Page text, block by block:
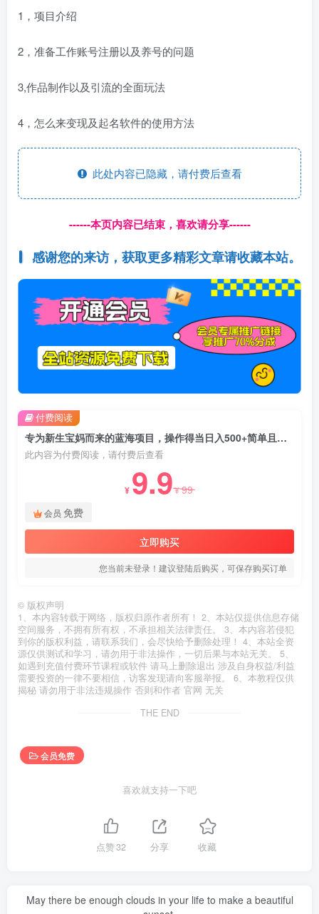
1，项目介绍
2，准备工作账号注册以及养号的问题
3,作品制作以及引流的全面玩法
4，怎么来变现及起名软件的使用方法
此处内容已隐藏，请付费后查看
------本页内容已结束，喜欢请分享------
感谢您的来访，获取更多精彩文章请收藏本站。
专为新生宝妈而来的蓝海项目，操作得当日入500+简单且暴力（教程+工具）【揭秘】
此内容为付费阅读，请付费后查看
¥ 9.9¥99
会员 免费
立即购买
您当前未登录！建议登陆后购买，可保存购买订单
付费阅读
© 版权声明
1、本内容转载于网络，版权归原作者所有！ 2、本站仅提供信息存储
空间服务，不拥有所有权，不承担相关法律责任。 3、本内容若侵犯
到你的版权利益，请联系我们，会尽快给予删除处理！ 4、本站全资
源仅供测试和学习，请勿用于非法操作，一切后果与本站无关。 5、
如遇到充值付费环节课程或软件 请马上删除退出 涉及自身权益/利益
需要投资的一律不要相信，访客发现请向客服举报。 6、本教程仅供
揭秘 请勿用于非法违规操作 否则和作者 官网 无关
THE END
会员免费
喜欢就支持一下吧
点赞32 分享 收藏
May there be enough clouds in your life to make a beautiful